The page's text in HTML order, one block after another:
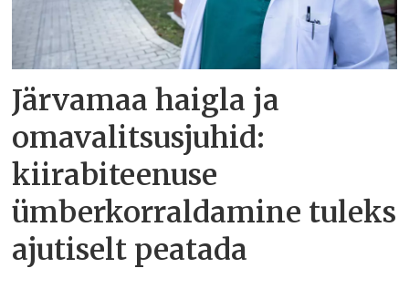
Järvamaa haigla ja
omavalitsusjuhid:
kiirabiteenuse
ümberkorraldamine tuleks
ajutiselt peatada